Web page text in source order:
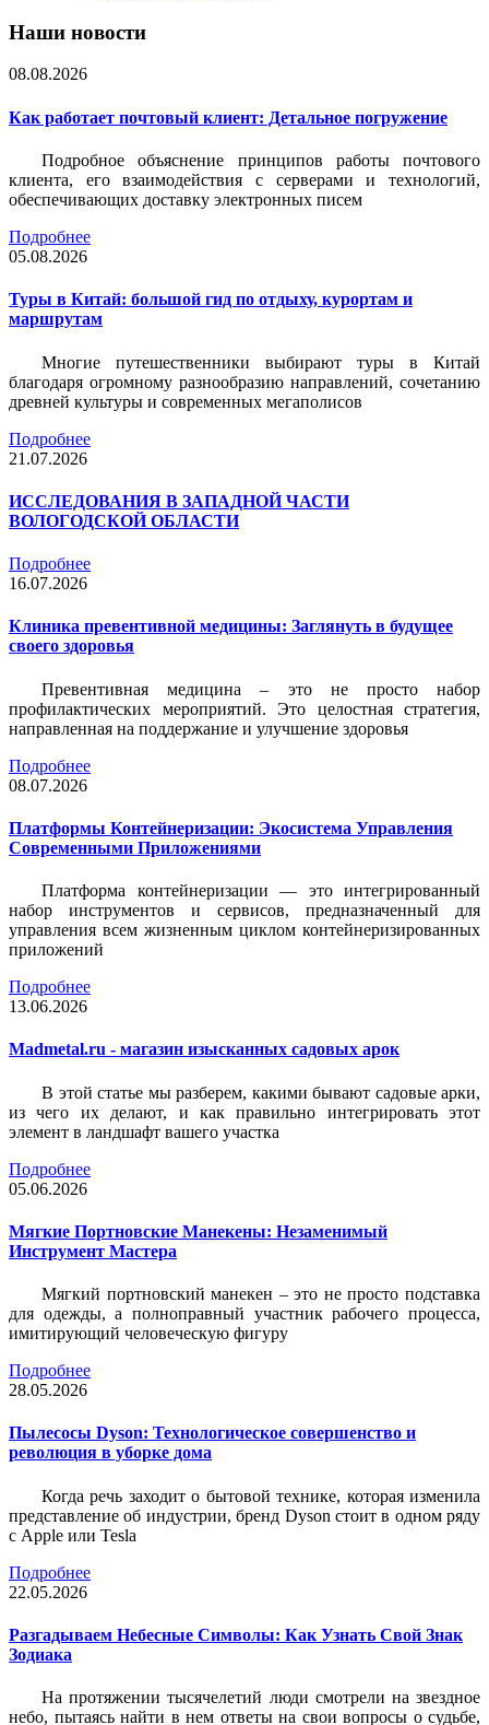
Наши новости
08.08.2026
Как работает почтовый клиент: Детальное погружение
Подробное объяснение принципов работы почтового
клиента, его взаимодействия с серверами и технологий,
обеспечивающих доставку электронных писем
Подробнее
05.08.2026
Туры в Китай: большой гид по отдыху, курортам и
маршрутам
Многие путешественники выбирают туры в Китай
благодаря огромному разнообразию направлений, сочетанию
древней культуры и современных мегаполисов
Подробнее
21.07.2026
ИССЛЕДОВАНИЯ В ЗАПАДНОЙ ЧАСТИ
ВОЛОГОДСКОЙ ОБЛАСТИ
Подробнее
16.07.2026
Клиника превентивной медицины: Заглянуть в будущее
своего здоровья
Превентивная медицина – это не просто набор
профилактических мероприятий. Это целостная стратегия,
направленная на поддержание и улучшение здоровья
Подробнее
08.07.2026
Платформы Контейнеризации: Экосистема Управления
Современными Приложениями
Платформа контейнеризации — это интегрированный
набор инструментов и сервисов, предназначенный для
управления всем жизненным циклом контейнеризированных
приложений
Подробнее
13.06.2026
Madmetal.ru - магазин изысканных садовых арок
В этой статье мы разберем, какими бывают садовые арки,
из чего их делают, и как правильно интегрировать этот
элемент в ландшафт вашего участка
Подробнее
05.06.2026
Мягкие Портновские Манекены: Незаменимый
Инструмент Мастера
Мягкий портновский манекен – это не просто подставка
для одежды, а полноправный участник рабочего процесса,
имитирующий человеческую фигуру
Подробнее
28.05.2026
Пылесосы Dyson: Технологическое совершенство и
революция в уборке дома
Когда речь заходит о бытовой технике, которая изменила
представление об индустрии, бренд Dyson стоит в одном ряду
с Apple или Tesla
Подробнее
22.05.2026
Разгадываем Небесные Символы: Как Узнать Свой Знак
Зодиака
На протяжении тысячелетий люди смотрели на звездное
небо, пытаясь найти в нем ответы на свои вопросы о судьбе,